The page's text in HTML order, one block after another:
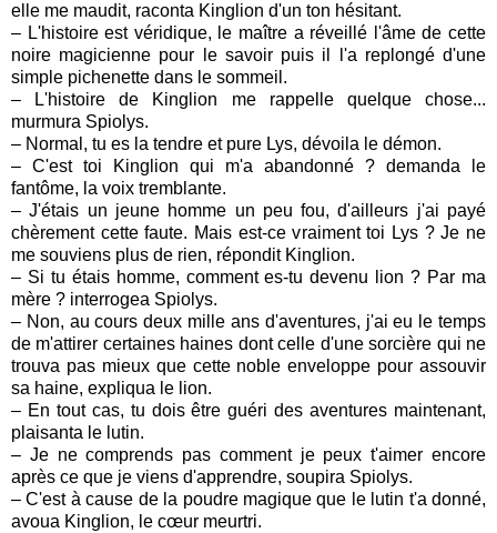
elle me maudit, raconta Kinglion d'un ton hésitant.
– L'histoire est véridique, le maître a réveillé l'âme de cette
noire magicienne pour le savoir puis il l'a replongé d'une
simple pichenette dans le sommeil.
– L'histoire de Kinglion me rappelle quelque chose...
murmura Spiolys.
– Normal, tu es la tendre et pure Lys, dévoila le démon.
– C'est toi Kinglion qui m'a abandonné ? demanda le
fantôme, la voix tremblante.
– J'étais un jeune homme un peu fou, d'ailleurs j'ai payé
chèrement cette faute. Mais est-ce vraiment toi Lys ? Je ne
me souviens plus de rien, répondit Kinglion.
– Si tu étais homme, comment es-tu devenu lion ? Par ma
mère ? interrogea Spiolys.
– Non, au cours deux mille ans d'aventures, j'ai eu le temps
de m'attirer certaines haines dont celle d'une sorcière qui ne
trouva pas mieux que cette noble enveloppe pour assouvir
sa haine, expliqua le lion.
– En tout cas, tu dois être guéri des aventures maintenant,
plaisanta le lutin.
– Je ne comprends pas comment je peux t'aimer encore
après ce que je viens d'apprendre, soupira Spiolys.
– C'est à cause de la poudre magique que le lutin t'a donné,
avoua Kinglion, le cœur meurtri.